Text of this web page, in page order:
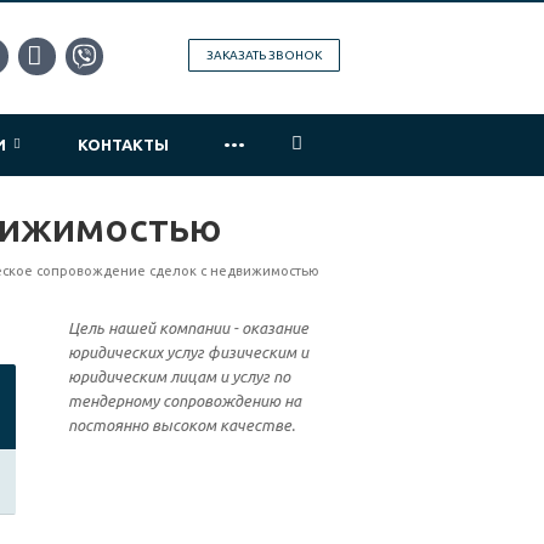
ЗАКАЗАТЬ ЗВОНОК
КОНТАКТЫ ...
сопровождение сделок с недвижимостью
Цель нашей компании - оказание
юридических услуг физическим и
юридическим лицам и услуг по
тендерному сопровождению на
постоянно высоком качестве.